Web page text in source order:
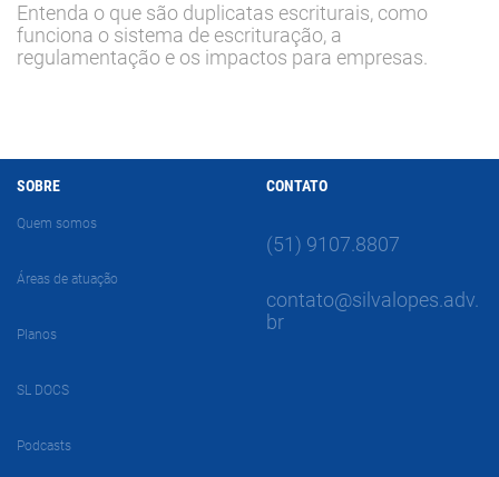
Entenda o que são duplicatas escriturais, como
funciona o sistema de escrituração, a
regulamentação e os impactos para empresas.
SOBRE
Quem somos
Áreas de atuação
Planos
SL DOCS
Podcasts
CONTATO
(51) 9107.8807
contato@silvalopes.adv.
br